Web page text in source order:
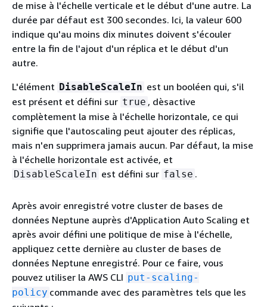
de mise à l'échelle verticale et le début d'une autre. La
durée par défaut est 300 secondes. Ici, la valeur 600
indique qu'au moins dix minutes doivent s'écouler
entre la fin de l'ajout d'un réplica et le début d'un
autre.
L'élément DisableScaleIn est un booléen qui, s'il
est présent et défini sur true , dèsactive
complètement la mise à l'échelle horizontale, ce qui
signifie que l'autoscaling peut ajouter des réplicas,
mais n'en supprimera jamais aucun. Par défaut, la mise
à l'échelle horizontale est activée, et
DisableScaleIn est défini sur false .
Après avoir enregistré votre cluster de bases de
données Neptune auprès d'Application Auto Scaling et
après avoir défini une politique de mise à l'échelle,
appliquez cette dernière au cluster de bases de
données Neptune enregistré. Pour ce faire, vous
pouvez utiliser la AWS CLI put-scaling-
policy commande avec des paramètres tels que les